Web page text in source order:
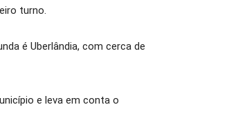
turno.
é Uberlândia, com cerca de
e leva em conta o